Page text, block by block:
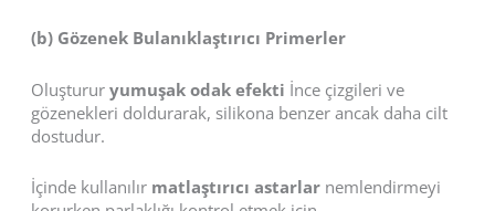
(b) Gözenek Bulanıklaştırıcı Primerler
Oluşturur yumuşak odak efekti İnce çizgileri ve
gözenekleri doldurarak, silikona benzer ancak daha cilt
dostudur.
İçinde kullanılır matlaştırıcı astarlarnemlendirmeyi